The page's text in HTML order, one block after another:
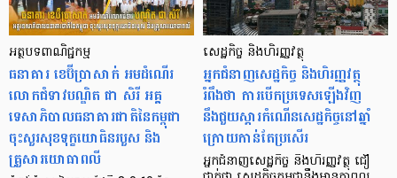
អត្ថបទពាណិជ្ជកម្ម
ធនាគារ ខេប៊ីប្រាសាក់ អមដំណើរ
លោកជំទាវបណ្ឌិត ជា សិរី អគ្គ
ទេសាភិបាលធនាគារជាតិនៃកម្ពុជា
ចុះសួរសុខទុក្ខយោធិនរបួស និង
គ្រួសារយោធាពលី
សេដ្ឋកិច្ច និងហិរញ្ញវត្ថុ
អ្នកជំនាញសេដ្ឋកិច្ច និងហិរញ្ញវត្ថុ
រំពឹងថា ការបើកប្រទេសឡើងវិញ
នឹងជួយស្ដារកំណើនសេដ្ឋកិច្ចនៅឆ្នាំ
ក្រោយកាន់តែប្រសើរ
អ្នកជំនាញសេដ្ឋកិច្ច និងហិរញ្ញវត្ថុ ជឿ